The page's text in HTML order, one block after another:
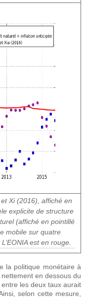
Xi (2016), affiché en
explicite de structure
(affiché en pointillé
mobile sur quatre
est en rouge.
la politique monétaire à
nettement en dessous du
les deux taux aurait
selon cette mesure,